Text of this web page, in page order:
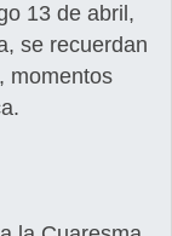
13 de abril,
se recuerdan
momentos